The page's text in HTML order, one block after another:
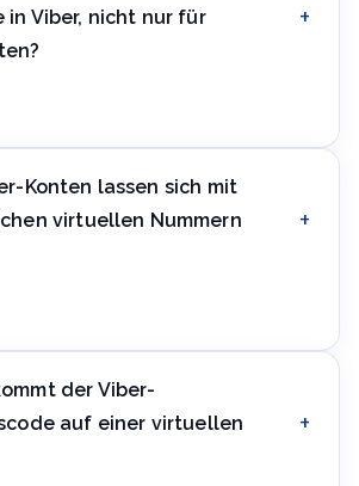
in Viber, nicht nur für
Rolle.
Konten lassen sich mit
virtuellen Nummern
zwei Viber-Konten geht nicht.
der Viber-
auf einer virtuellen